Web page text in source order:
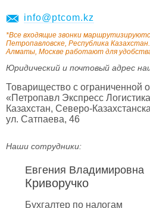
info@ptcom.kz
*Все входящие звонки
Петропавловске, Республика
Алматы, Москве работают для
Юридический и почтовый адрес
Товарищество с ограниченной
«Петропавл Экспресс
Казахстан, Северо-
ул. Сатпаева, 46
Наши сотрудники:
Евгения Владимировна
Криворучко
Бухгалтер по налогам